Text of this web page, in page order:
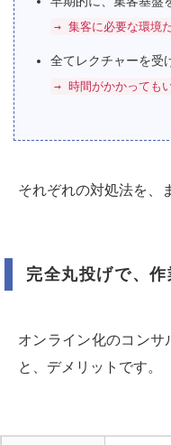
→ 集客に必要な環境
全てレクチャーを受
→ 時間がかかっても
それぞれの対処法を、
完全丸投げで、
オンライン化のコンサ
と、デメリットです。